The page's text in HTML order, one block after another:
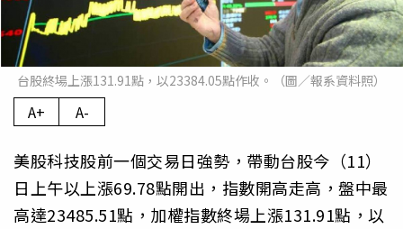
台股終場上漲131.91點，以23384.05點作收。（圖／報系資料照）
A+ A-
美股科技股前一個交易日強勢，帶動台股今（11）
日上午以上漲69.78點開出，指數開高走高，盤中最
高達23485.51點，加權指數終場上漲131.91點，以